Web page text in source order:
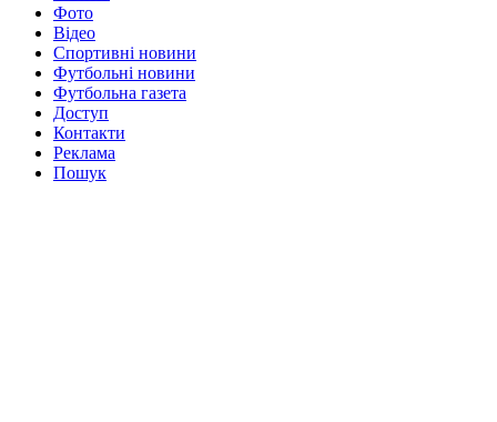
Фото
Відео
Спортивні новини
Футбольні новини
Футбольна газета
Доступ
Контакти
Реклама
Пошук